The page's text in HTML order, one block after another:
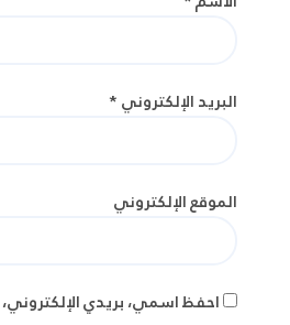
البريد الإلكتروني*
الموقع الإلكتروني
احفظ اسمي، بريدي